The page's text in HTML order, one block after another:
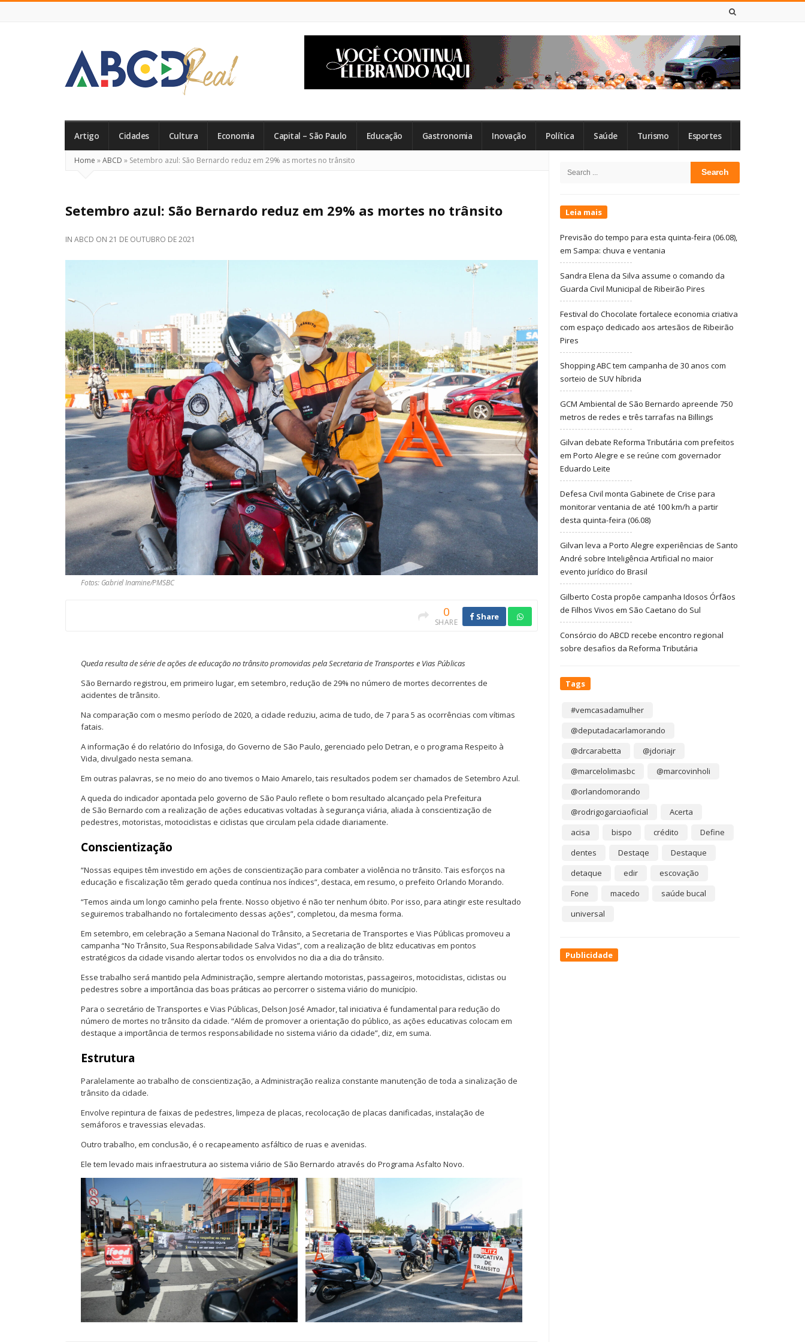
Real
Artigo Cidades Cultura Economia Capital – São Paulo Educação Gastronomia Inovação Política Saúde Turismo Esportes
Home »ABCD » Setembro azul: São Bernardo reduz em 29% as mortes no trânsito
Setembro azul: São Bernardo reduz em 29% as mortes no trânsito
IN ABCD ON 21 DE OUTUBRO DE 2021
Fotos: Gabriel Inamine/PMSBC
0
SHARE
Share
Queda resulta de série de ações de educação no trânsito promovidas pela Secretaria de Transportes e Vias Públicas
São Bernardo registrou, em primeiro lugar, em setembro, redução de 29% no número de mortes decorrentes de
acidentes de trânsito.
Na comparação com o mesmo período de 2020, a cidade reduziu, acima de tudo, de 7 para 5 as ocorrências com vítimas
fatais.
A informação é do relatório do Infosiga, do Governo de São Paulo, gerenciado pelo Detran, e o programa Respeito à
Vida, divulgado nesta semana.
Em outras palavras, se no meio do ano tivemos o Maio Amarelo, tais resultados podem ser chamados de Setembro Azul.
A queda do indicador apontada pelo governo de São Paulo reflete o bom resultado alcançado pela Prefeitura
de São Bernardo com a realização de ações educativas voltadas à segurança viária, aliada à conscientização de
pedestres, motoristas, motociclistas e ciclistas que circulam pela cidade diariamente.
Conscientização
“Nossas equipes têm investido em ações de conscientização para combater a violência no trânsito. Tais esforços na
educação e fiscalização têm gerado queda contínua nos índices”, destaca, em resumo, o prefeito Orlando Morando.
“Temos ainda um longo caminho pela frente. Nosso objetivo é não ter nenhum óbito. Por isso, para atingir este resultado
seguiremos trabalhando no fortalecimento dessas ações”, completou, da mesma forma.
Em setembro, em celebração a Semana Nacional do Trânsito, a Secretaria de Transportes e Vias Públicas promoveu a
campanha “No Trânsito, Sua Responsabilidade Salva Vidas”, com a realização de blitz educativas em pontos
estratégicos da cidade visando alertar todos os envolvidos no dia a dia do trânsito.
Esse trabalho será mantido pela Administração, sempre alertando motoristas, passageiros, motociclistas, ciclistas ou
pedestres sobre a importância das boas práticas ao percorrer o sistema viário do município.
Para o secretário de Transportes e Vias Públicas, Delson José Amador, tal iniciativa é fundamental para redução do
número de mortes no trânsito da cidade. “Além de promover a orientação do público, as ações educativas colocam em
destaque a importância de termos responsabilidade no sistema viário da cidade”, diz, em suma.
Estrutura
Paralelamente ao trabalho de conscientização, a Administração realiza constante manutenção de toda a sinalização de
trânsito da cidade.
Envolve repintura de faixas de pedestres, limpeza de placas, recolocação de placas danificadas, instalação de
semáforos e travessias elevadas.
Outro trabalho, em conclusão, é o recapeamento asfáltico de ruas e avenidas.
Ele tem levado mais infraestrutura ao sistema viário de São Bernardo através do Programa Asfalto Novo.
Sidebar
Search
Leia mais
Previsão do tempo para esta quinta-feira (06.08),
em Sampa: chuva e ventania
Sandra Elena da Silva assume o comando da
Guarda Civil Municipal de Ribeirão Pires
Festival do Chocolate fortalece economia criativa
com espaço dedicado aos artesãos de Ribeirão
Pires
Shopping ABC tem campanha de 30 anos com
sorteio de SUV híbrida
GCM Ambiental de São Bernardo apreende 750
metros de redes e três tarrafas na Billings
Gilvan debate Reforma Tributária com prefeitos
em Porto Alegre e se reúne com governador
Eduardo Leite
Defesa Civil monta Gabinete de Crise para
monitorar ventania de até 100 km/h a partir
desta quinta-feira (06.08)
Gilvan leva a Porto Alegre experiências de Santo
André sobre Inteligência Artificial no maior
evento jurídico do Brasil
Gilberto Costa propõe campanha Idosos Órfãos
de Filhos Vivos em São Caetano do Sul
Consórcio do ABCD recebe encontro regional
sobre desafios da Reforma Tributária
Tags
#vemcasadamulher
@deputadacarlamorando
@drcarabetta
@jdoriajr
@marcelolimasbc
@marcovinholi
@orlandomorando
@rodrigogarciaoficial
Acerta
acisa
bispo crédito
Define
dentes
Destaqe
Destaque
detaque
edir
escovação
Fone
macedo
saúde bucal
universal
Publicidade